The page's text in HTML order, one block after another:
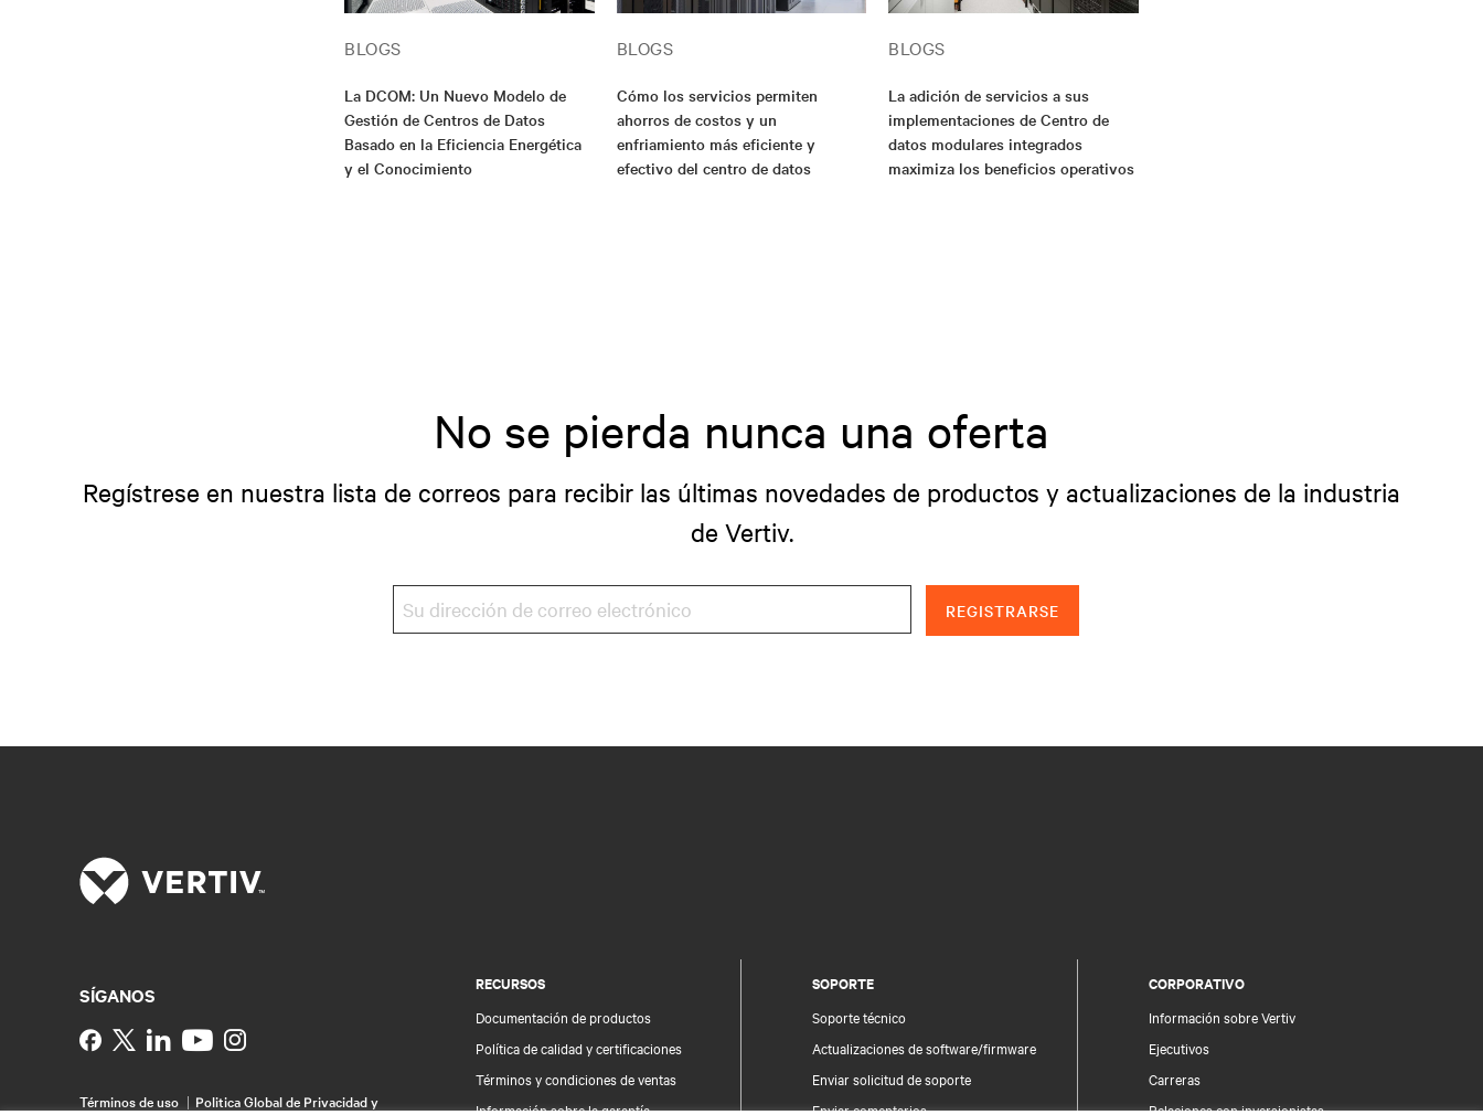
BLOGS
La DCOM: Un Nuevo Modelo de
Gestión de Centros de Datos
Basado en la Eficiencia Energética
y el Conocimiento
BLOGS
Cómo los servicios permiten
ahorros de costos y un
enfriamiento más eficiente y
efectivo del centro de datos
BLOGS
La adición de servicios a sus
implementaciones de Centro de
datos modulares integrados
maximiza los beneficios operativos
No se pierda nunca una oferta
Regístrese en nuestra lista de correos para recibir las últimas novedades de productos y actualizaciones de la industria
de Vertiv.
REGISTRARSE
RECURSOS
Documentación de productos
Política de calidad y certificaciones
Términos y condiciones de ventas
Información sobre la garantía
SOPORTE
Soporte técnico
Actualizaciones de software/firmware
Enviar solicitud de soporte
Enviar comentarios
CORPORATIVO
Información sobre Vertiv
Ejecutivos
Carreras
Relaciones con inversionistas
SÍGANOS
Instagram
Términos de uso
Politica Global de Privacidad y